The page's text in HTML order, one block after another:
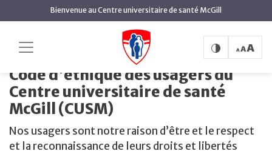
principal
Bienvenue au Centre universitaire de santé McGill
Code d'éthique des usagers du Centre
universitaire de santé McGill (CUSM)
Code d'éthique des usagers du
Centre universitaire de santé
McGill (CUSM)
Nos usagers sont notre raison d’être et le respect
et la reconnaissance de leurs droits et libertés